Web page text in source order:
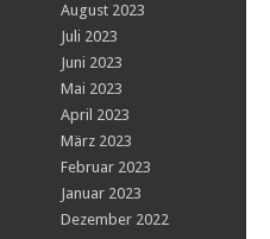
August 2023
Juli 2023
Juni 2023
Mai 2023
April 2023
März 2023
Februar 2023
Januar 2023
Dezember 2022